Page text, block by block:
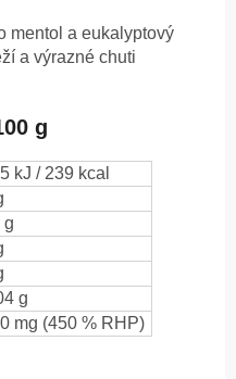
mentol a eukalyptový
a výrazné chuti
g
kJ / 239 kcal
g
g
mg (450 % RHP)